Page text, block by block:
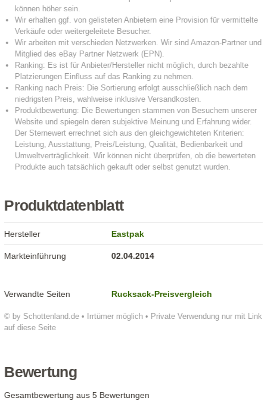
Produktdatenblatt
© by Schottenland.de • Irrtümer möglich • Private Verwendung nur mit Link
auf diese Seite
Hersteller Eastpak
Markteinführung 02.04.2014
Verwandte Seiten Rucksack-Preisvergleich
Bewertung
Gesamtbewertung aus 5 Bewertungen